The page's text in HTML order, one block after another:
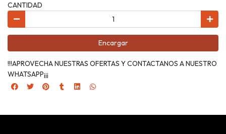
CANTIDAD
Encargar
!!!APROVECHA NUESTRAS OFERTAS Y CONTACTANOS A NUESTRO
WHATSAPP¡¡¡